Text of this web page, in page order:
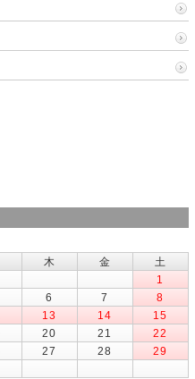
木 金
土
1
6 7
8
13 14
15
20 21
22
27 28
29